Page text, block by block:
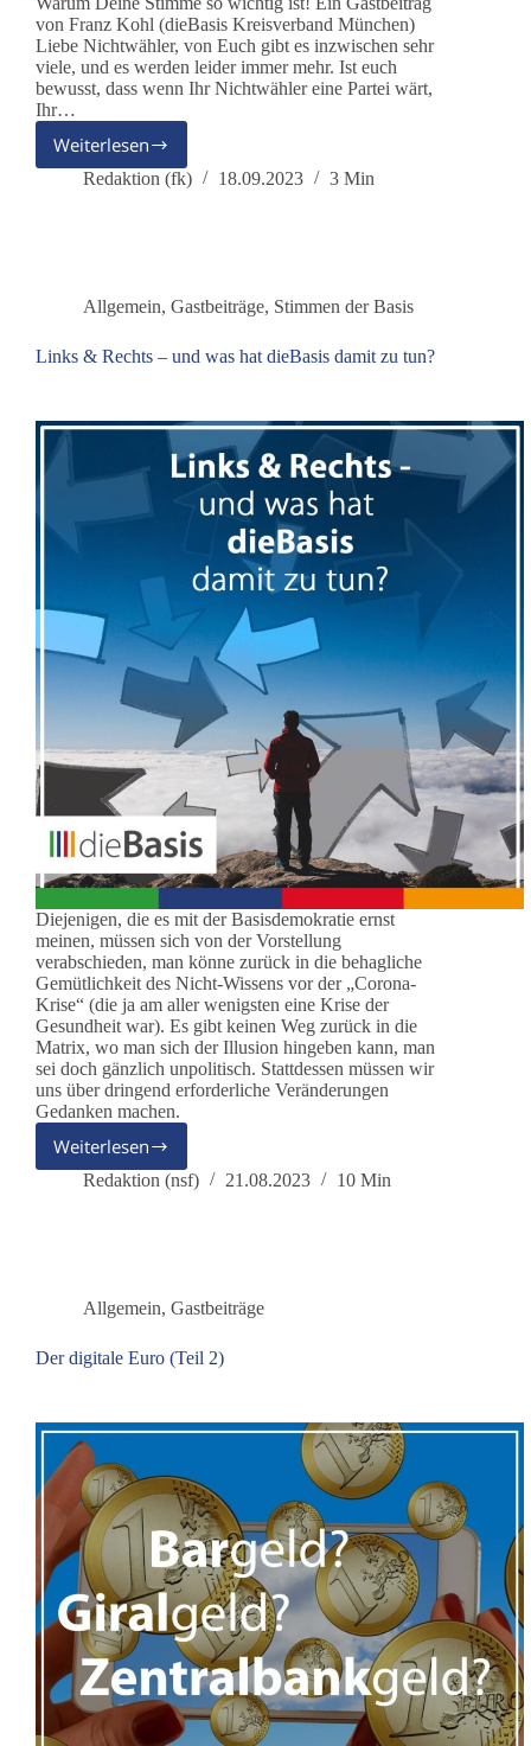
von Franz Kohl (dieBasis Kreisverband München)
Liebe Nichtwähler, von Euch gibt es inzwischen sehr
viele, und es werden leider immer mehr. Ist euch
bewusst, dass wenn Ihr Nichtwähler eine Partei wärt,
Ihr…
Weiterlesen
Basis-
Wissen
Redaktion (fk) 18.09.2023 3 Min
Allgemein, Gastbeiträge, Stimmen der Basis
Links & Rechts – und was hat dieBasis damit zu tun?
Diejenigen, die es mit der Basisdemokratie ernst
meinen, müssen sich von der Vorstellung
verabschieden, man könne zurück in die behagliche
Gemütlichkeit des Nicht-Wissens vor der „Corona-
Krise“ (die ja am aller wenigsten eine Krise der
Gesundheit war). Es gibt keinen Weg zurück in die
Matrix, wo man sich der Illusion hingeben kann, man
sei doch gänzlich unpolitisch. Stattdessen müssen wir
uns über dringend erforderliche Veränderungen
Gedanken machen.
Weiterlesen
Links
&
hat
dieBasis
damit
zu
Redaktion (nsf) 21.08.2023 10 Min
Allgemein, Gastbeiträge
Der digitale Euro (Teil 2)